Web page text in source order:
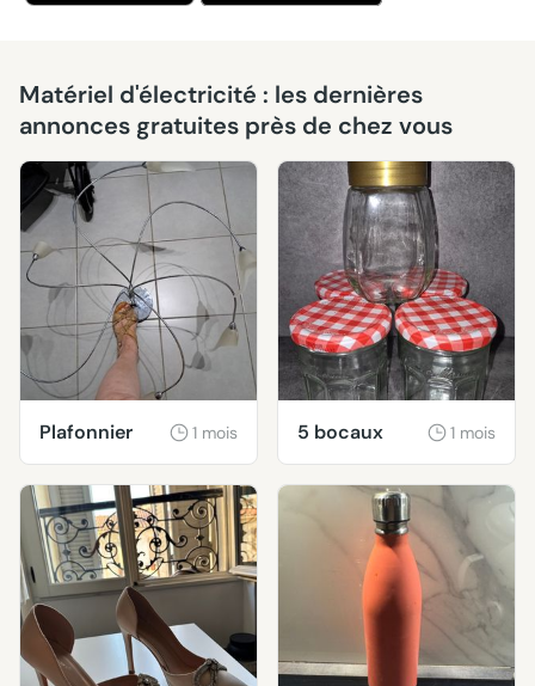
Matériel d'électricité : les dernières
annonces gratuites près de chez vous
Plafonnier 1 mois 5 bocaux 1 mois